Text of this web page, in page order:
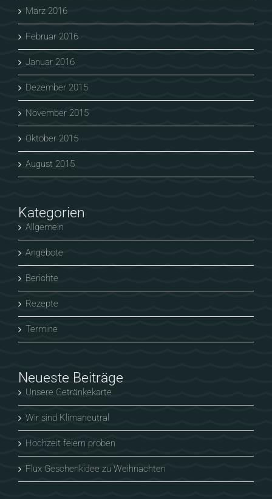
März 2016
Februar 2016
Januar 2016
Dezember 2015
November 2015
Oktober 2015
August 2015
Kategorien
Allgemein
Angebote
Berichte
Rezepte
Termine
Neueste Beiträge
Unsere Getränkekarte
Wir sind Klimaneutral
Hochzeit feiern proben
Flux Geschenkidee zu Weihnachten